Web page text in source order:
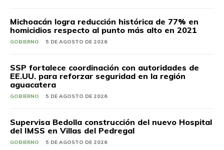
Michoacán logra reducción histórica de 77% en
homicidios respecto al punto más alto en 2021
GOBIERNO 5 DE AGOSTO DE 2026
SSP fortalece coordinación con autoridades de
EE.UU. para reforzar seguridad en la región
aguacatera
GOBIERNO 5 DE AGOSTO DE 2026
Supervisa Bedolla construcción del nuevo Hospital
del IMSS en Villas del Pedregal
GOBIERNO 5 DE AGOSTO DE 2026